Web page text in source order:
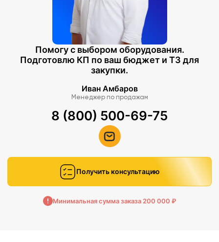
Помогу с выбором оборудования.
Подготовлю КП по ваш бюджет и ТЗ для
закупки.
Иван Амбаров
Менеджер по продажам
8 (800) 500-69-75
Получить консультацию
Минимальная сумма заказа 200 000 ₽